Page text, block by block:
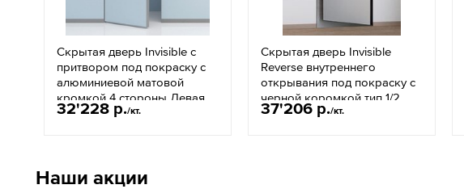
Скрытая дверь Invisible с
притвором под покраску с
алюминиевой матовой
кромкой 4 стороны Левая
тип 1/2
32'228 р./кт.
Скрытая дверь Invisible
Reverse внутреннего
открывания под покраску с
черной коромкой тип 1/2
правая
37'206 р./кт.
Наши акции